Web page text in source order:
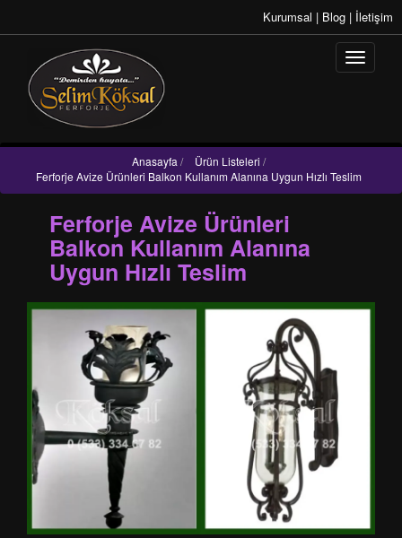
Kurumsal | Blog | İletişim
Anasayfa / Ürün Listeleri /
Ferforje Avize Ürünleri Balkon Kullanım Alanına Uygun Hızlı Teslim
Ferforje Avize Ürünleri
Balkon Kullanım Alanına
Uygun Hızlı Teslim